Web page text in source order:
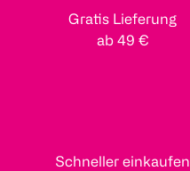
Gratis Lieferung
ab 49 €
Schneller einkaufen